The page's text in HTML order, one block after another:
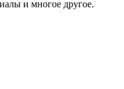
и многое другое.